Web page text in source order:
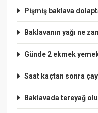
Pişmiş baklava
Baklavanın yağı ne
Günde 2 ekmek
Saat kaçtan sonra
Baklavada tereyağ